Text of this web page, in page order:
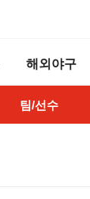
해외야구
팀/선수